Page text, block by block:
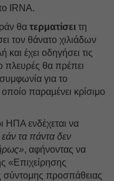
IRNA.
θα τερματίσει τη
τον θάνατο χιλιάδων
έχει οδηγήσει τις
πλευρές θα πρέπει
για το
παραμένει κρίσιμο
ΗΠΑ ενδέχεται να
τα πάντα δεν
, αφήνοντας να
«Επιχείρησης
σύντομης προσπάθειας